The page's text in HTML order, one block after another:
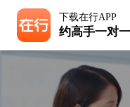
下载在行APP
约高手一对